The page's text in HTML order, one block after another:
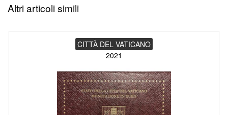
Altri articoli simili
CITTÀ DEL VATICANO
2021